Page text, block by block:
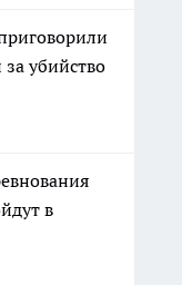
убийство
в